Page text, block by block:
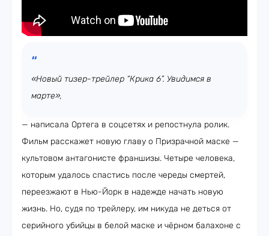
«Новый тизер-трейлер “Крика 6”. Увидимся в
марте»,
— написала Ортега в соцсетях и репостнула ролик.
Фильм расскажет новую главу о Призрачной маске —
культовом антагонисте франшизы. Четыре человека,
которым удалось спастись после череды смертей,
переезжают в Нью-Йорк в надежде начать новую
жизнь. Но, судя по трейлеру, им никуда не деться от
серийного убийцы в белой маске и чёрном балахоне с